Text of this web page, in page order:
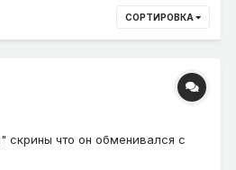
СОРТИРОВКА
скрины что он обменивался с